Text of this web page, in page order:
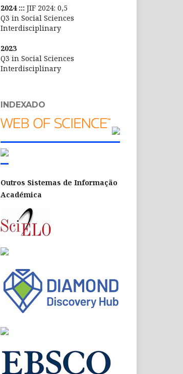
2024 ::: JIF 2024: 0,5
Q3 in Social Sciences
Interdisciplinary
2023
Q3 in Social Sciences
Interdisciplinary
INDEXADO
Outros Sistemas de Informação
Académica